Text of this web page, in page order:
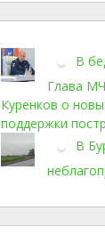
В
Глава
Куренков о
поддержки
В